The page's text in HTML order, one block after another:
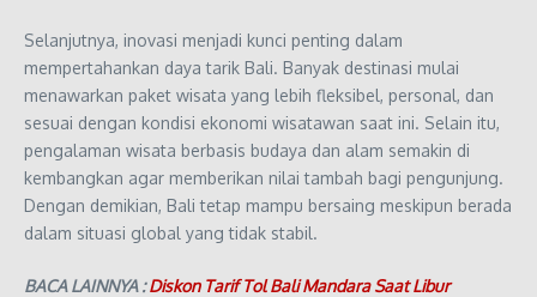
Selanjutnya, inovasi menjadi kunci penting dalam
mempertahankan daya tarik Bali. Banyak destinasi mulai
menawarkan paket wisata yang lebih fleksibel, personal, dan
sesuai dengan kondisi ekonomi wisatawan saat ini. Selain itu,
pengalaman wisata berbasis budaya dan alam semakin di
kembangkan agar memberikan nilai tambah bagi pengunjung.
Dengan demikian, Bali tetap mampu bersaing meskipun berada
dalam situasi global yang tidak stabil.
BACA LAINNYA :Diskon Tarif Tol Bali Mandara Saat Libur